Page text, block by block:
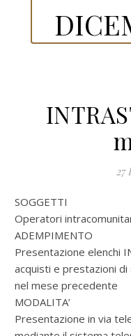
27
SOGGETTI
Operatori
ADEMPIMENTO
Presentazione elenchi
acquisti e prestazioni
nel mese precedente
MODALITA’
Presentazione in via